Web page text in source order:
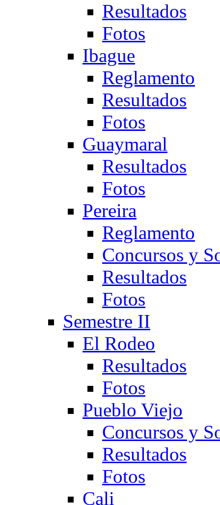
Resultados
Fotos
Ibague
Reglamento
Resultados
Fotos
Guaymaral
Resultados
Fotos
Pereira
Reglamento
Concursos y
Resultados
Fotos
Semestre II
El Rodeo
Resultados
Fotos
Pueblo Viejo
Concursos y
Resultados
Fotos
Cali